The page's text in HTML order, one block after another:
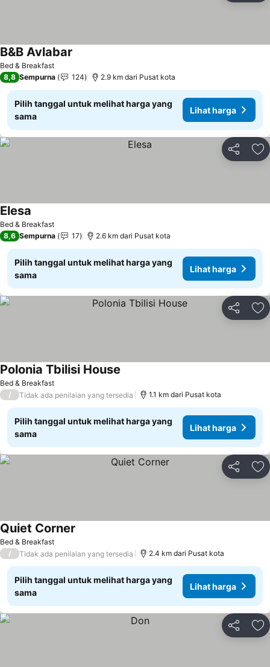
Bed & Breakfast
B&B Avlabar
8,8 Sempurna 124 2.9 km dari Pusat kota
Pilih tanggal untuk melihat harga yang
sama
Lihat harga
Bagikan
Bed & Breakfast
Elesa
8,6 Sempurna 17 2.6 km dari Pusat kota
Pilih tanggal untuk melihat harga yang
sama
Lihat harga
Bagikan
Bed & Breakfast
Polonia Tbilisi House
/ Tidak ada penilaian yang tersedia 1.1 km dari Pusat kota
Pilih tanggal untuk melihat harga yang
sama
Lihat harga
Bagikan
Bed & Breakfast
Quiet Corner
/ Tidak ada penilaian yang tersedia 2.4 km dari Pusat kota
Pilih tanggal untuk melihat harga yang
sama
Lihat harga
Bagikan